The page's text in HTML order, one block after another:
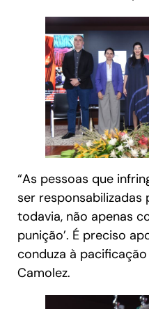
“As pessoas que
ser responsabilizadas
todavia, não apenas
punição’. É preciso
conduza à pacificação
Camolez.